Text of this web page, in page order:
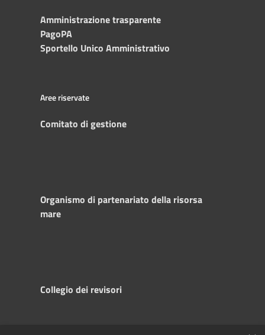
Amministrazione trasparente
PagoPA
Sportello Unico Amministrativo
Aree riservate
Comitato di gestione
Organismo di partenariato della risorsa
mare
Collegio dei revisori